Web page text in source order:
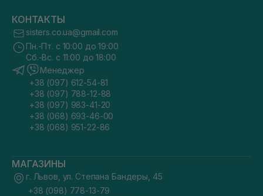
КОНТАКТЫ
sisters.co.ua@gmail.com
Пн.-Пт. с 10:00 до 19:00
Сб.-Вс. с 11:00 до 18:00
Менеджер
+38 (097) 612-54-81
+38 (097) 788-12-88
+38 (097) 983-41-20
+38 (068) 693-46-00
+38 (068) 951-22-86
МАГАЗИНЫ
г. Львов, ул. Степана Бандеры, 45
+38 (098) 778-13-79